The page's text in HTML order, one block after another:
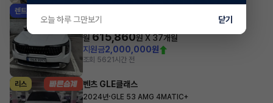
렌트
2025년
월 615,860원 X 37개월
지원금2,000,000원
조회 5621시간 전
리스 벤츠 GLE클래스
2024년·GLE 53 AMG 4MATIC+
오늘 하루 그만보기 닫기